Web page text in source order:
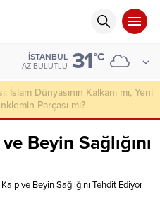
İSTANBUL
AZ BULUTLU 31°C
Bağımlı Yaşıyor
Beyin Sağlığını
ve Beyin Sağlığını Tehdit Ediyor